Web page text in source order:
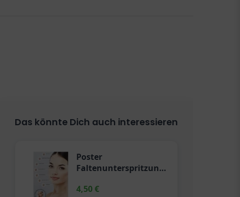
Das könnte Dich auch interessieren
Poster
Faltenunterspritzung
4,50€